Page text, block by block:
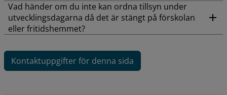
Vad händer om du inte kan ordna tillsyn under
utvecklingsdagarna då det är stängt på förskolan
eller fritidshemmet?
Kontaktuppgifter för denna sida